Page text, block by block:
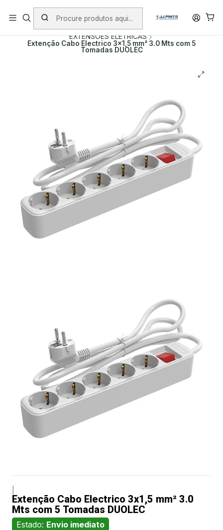
PORTES INCLUÍDOS EM ENCOMENDAS +75€ (excepto ilhas)
Início PRODUTOS
FERRAMENTA MANUAL
EXTENSÕES ELETRICAS
Extenção Cabo Electrico 3x1,5 mm² 3.0 Mts com 5
Tomadas DUOLEC
Extenção Cabo Electrico 3x1,5 mm² 3.0
Mts com 5 Tomadas DUOLEC
Estado: Envio imediato